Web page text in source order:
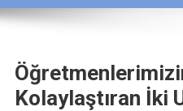
Kolaylaştıran İki